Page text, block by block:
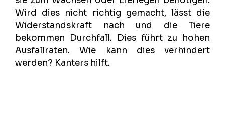
Wird dies nicht richtig gemacht, lässt die
Widerstandskraft nach und die Tiere
bekommen Durchfall. Dies führt zu hohen
Ausfallraten. Wie kann dies verhindert
werden? Kanters hilft.